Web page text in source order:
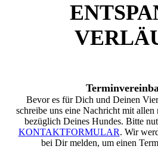
Bevor es für Dich und Deinen
schreibe uns eine Nachricht mit
bezüglich Deines Hundes. Bitte
KONTAKTFORMULAR. Wir
bei Dir melden, um einen